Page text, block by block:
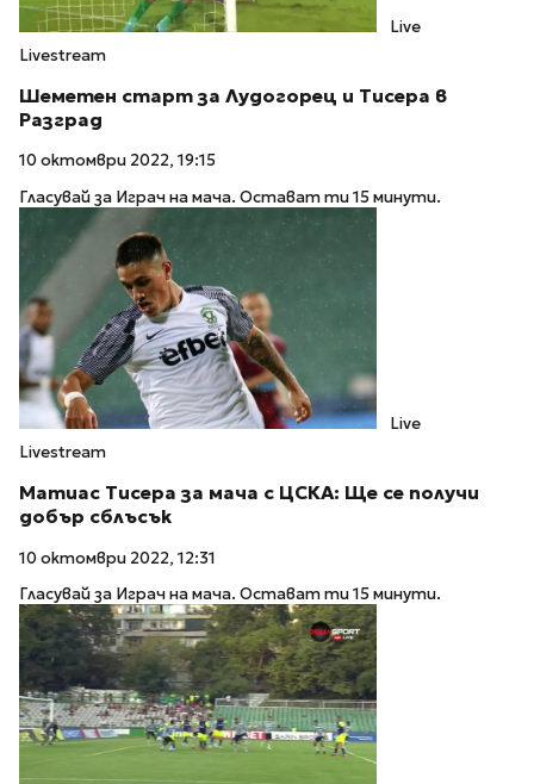
Live
Livestream
Шеметен старт за Лудогорец и Тисера в
Разград
10 октомври 2022, 19:15
Гласувай за Играч на мача. Остават ти 15 минути.
Live
Livestream
Матиас Тисера за мача с ЦСКА: Ще се получи
добър сблъсък
10 октомври 2022, 12:31
Гласувай за Играч на мача. Остават ти 15 минути.